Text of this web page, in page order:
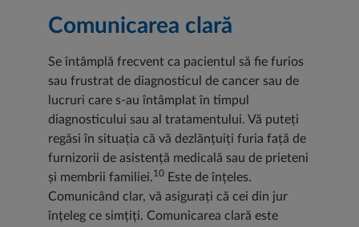
Comunicarea clară
Se întâmplă frecvent ca pacientul să fie furios
sau frustrat de diagnosticul de cancer sau de
lucruri care s-au întâmplat în timpul
diagnosticului sau al tratamentului. Vă puteți
regăsi în situația că vă dezlănțuiți furia față de
furnizorii de asistență medicală sau de prieteni
și membrii familiei.10 Este de înțeles.
Comunicând clar, vă asigurați că cei din jur
înțeleg ce simțiți. Comunicarea clară este